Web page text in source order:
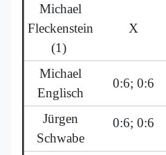
Michael
Fleckenstein
(1)
X
Michael
Englisch
0:6; 0:6
Jürgen
Schwabe
0:6; 0:6